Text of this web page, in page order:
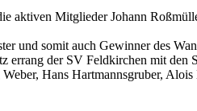
aktiven Mitglieder Johann
und somit auch Gewinner des
der SV Feldkirchen mit den
Hans Hartmannsgruber,